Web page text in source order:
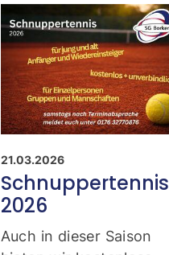
21.03.2026
Schnuppertennis
2026
Auch in dieser Saison